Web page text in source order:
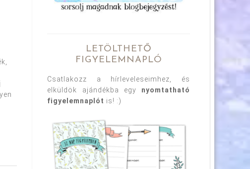
LETÖLTHETŐ
FIGYELEMNAPLÓ
Csatlakozz a hírleveleseimhez, és
elküldök ajándékba egy nyomtatható
figyelemnaplót is! :)